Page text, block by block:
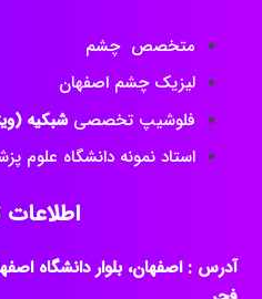
متخصص چشم
لیزیک چشم اصفهان
فلوشیپ تخصصیشبکیه
استاد نمونه دانشگاه علوم
آدرس : اصفهان، بلوار دانشگاه